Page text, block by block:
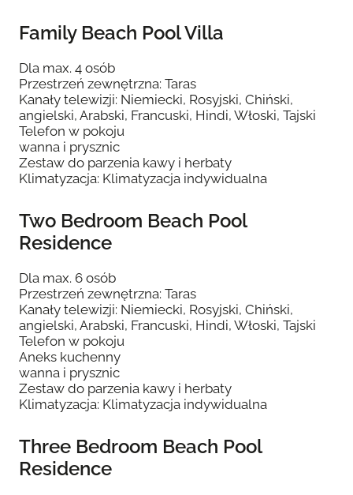
Family Beach Pool Villa
Dla max. 4 osób
Przestrzeń zewnętrzna: Taras
Kanały telewizji: Niemiecki, Rosyjski, Chiński,
angielski, Arabski, Francuski, Hindi, Włoski, Tajski
Telefon w pokoju
wanna i prysznic
Zestaw do parzenia kawy i herbaty
Klimatyzacja: Klimatyzacja indywidualna
Two Bedroom Beach Pool
Residence
Dla max. 6 osób
Przestrzeń zewnętrzna: Taras
Kanały telewizji: Niemiecki, Rosyjski, Chiński,
angielski, Arabski, Francuski, Hindi, Włoski, Tajski
Telefon w pokoju
Aneks kuchenny
wanna i prysznic
Zestaw do parzenia kawy i herbaty
Klimatyzacja: Klimatyzacja indywidualna
Three Bedroom Beach Pool
Residence